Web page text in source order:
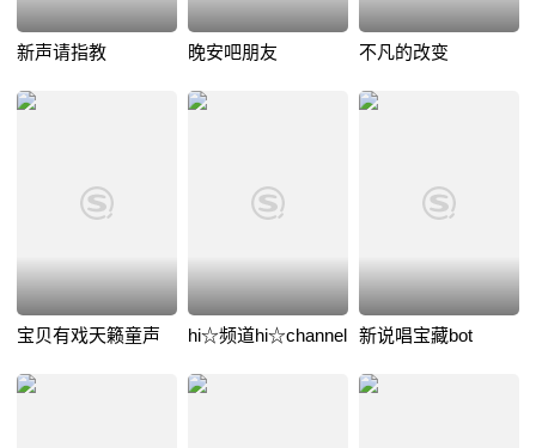
新声请指教 晚安吧朋友 不凡的改变
宝贝有戏天籁童声 hi☆频道hi☆channel 新说唱宝藏bot